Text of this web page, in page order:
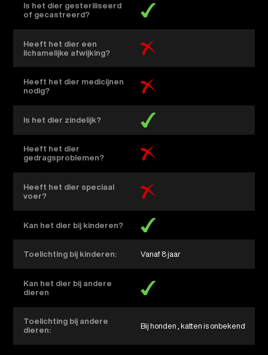
Is het dier gesteriliseerd
of gecastreerd?
Heeft het dier een
lichamelijke afwijking?
Heeft het dier medicijnen
nodig?
Is het dier zindelijk?
Heeft het dier
gedragsproblemen?
Heeft het dier speciaal
voer?
Kan het dier bij kinderen?
Toelichting bij kinderen: Vanaf 8 jaar
Kan het dier bij andere
dieren
Toelichting bij andere
dieren:
Bij honden , katten is onbekend